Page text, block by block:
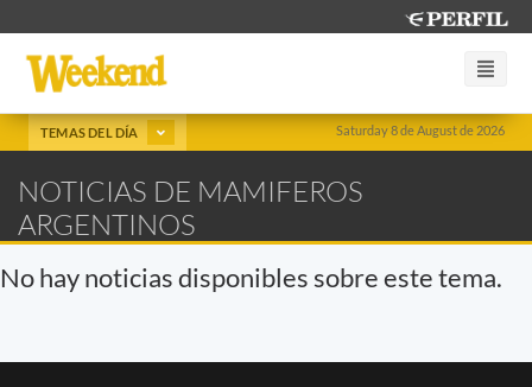
Saturday 8 de August de 2026
TEMAS DEL DÍA
NOTICIAS DE MAMIFEROS
ARGENTINOS
No hay noticias disponibles sobre este tema.